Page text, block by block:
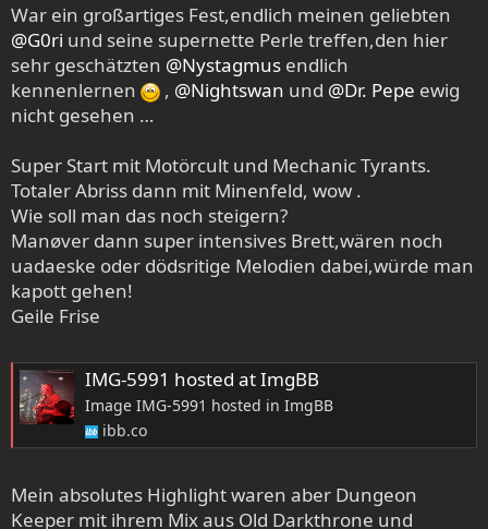
War ein großartiges Fest,endlich meinen geliebten
@G0ri und seine supernette Perle treffen,den hier
sehr geschätzten @Nystagmus endlich
kennenlernen
, @Nightswan und @Dr. Pepe ewig
nicht gesehen …
Super Start mit Motörcult und Mechanic Tyrants.
Totaler Abriss dann mit Minenfeld, wow .
Wie soll man das noch steigern?
Manøver dann super intensives Brett,wären noch
uadaeske oder dödsritige Melodien dabei,würde man
kapott gehen!
Geile Frise
IMG-5991 hosted at ImgBB
Image IMG-5991 hosted in ImgBB
ibb.co
Mein absolutes Highlight waren aber Dungeon
Keeper mit ihrem Mix aus Old Darkthrone und